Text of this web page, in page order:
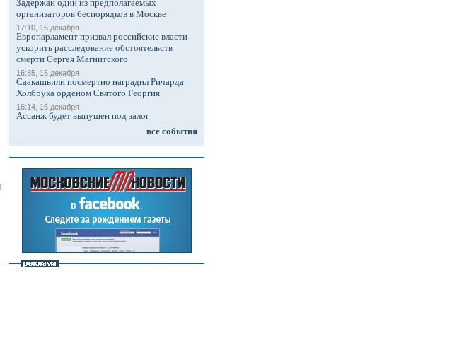
Задержан один из предполагаемых
организаторов беспорядков в Москве
17:10, 16 декабря
Европарламент призвал российские власти
ускорить расследование обстоятельств
смерти Сергея Магнитского
16:35, 16 декабря
Саакашвили посмертно наградил Ричарда
Холбрука орденом Святого Георгия
16:14, 16 декабря
Ассанж будет выпущен под залог
все события